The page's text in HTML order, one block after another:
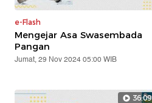
e-Flash
Mengejar Asa Swasembada
Pangan
Jumat, 29 Nov 2024 05:00 WIB
36:09